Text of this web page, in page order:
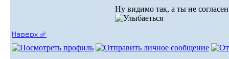
Ну видимо так, а ты не
Наверх ⮵